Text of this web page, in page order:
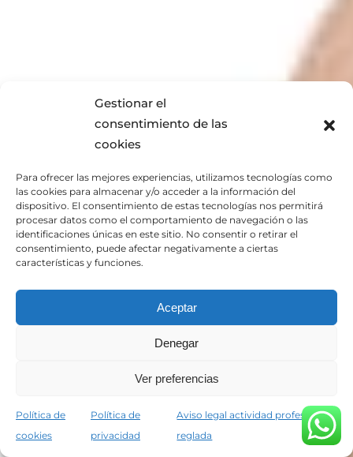
Gestionar el
consentimiento de las
cookies
Para ofrecer las mejores experiencias, utilizamos tecnologías como
las cookies para almacenar y/o acceder a la información del
dispositivo. El consentimiento de estas tecnologías nos permitirá
procesar datos como el comportamiento de navegación o las
identificaciones únicas en este sitio. No consentir o retirar el
consentimiento, puede afectar negativamente a ciertas
características y funciones.
Aceptar
Denegar
Ver preferencias
Política de
cookies
Política de
privacidad
Aviso legal actividad profesional
reglada